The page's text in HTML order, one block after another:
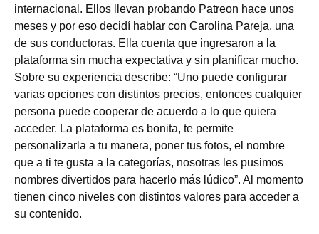
internacional. Ellos llevan probando Patreon hace unos
meses y por eso decidí hablar con Carolina Pareja, una
de sus conductoras. Ella cuenta que ingresaron a la
plataforma sin mucha expectativa y sin planificar mucho.
Sobre su experiencia describe: “Uno puede configurar
varias opciones con distintos precios, entonces cualquier
persona puede cooperar de acuerdo a lo que quiera
acceder. La plataforma es bonita, te permite
personalizarla a tu manera, poner tus fotos, el nombre
que a ti te gusta a la categorías, nosotras les pusimos
nombres divertidos para hacerlo más lúdico”. Al momento
tienen cinco niveles con distintos valores para acceder a
su contenido.